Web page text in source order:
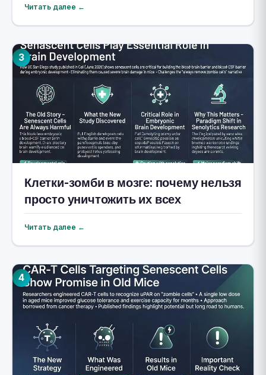
Читать далее ←
3
Клетки-зомби в мозге: почему нельзя
просто уничтожить их всех
Читать далее ←
4